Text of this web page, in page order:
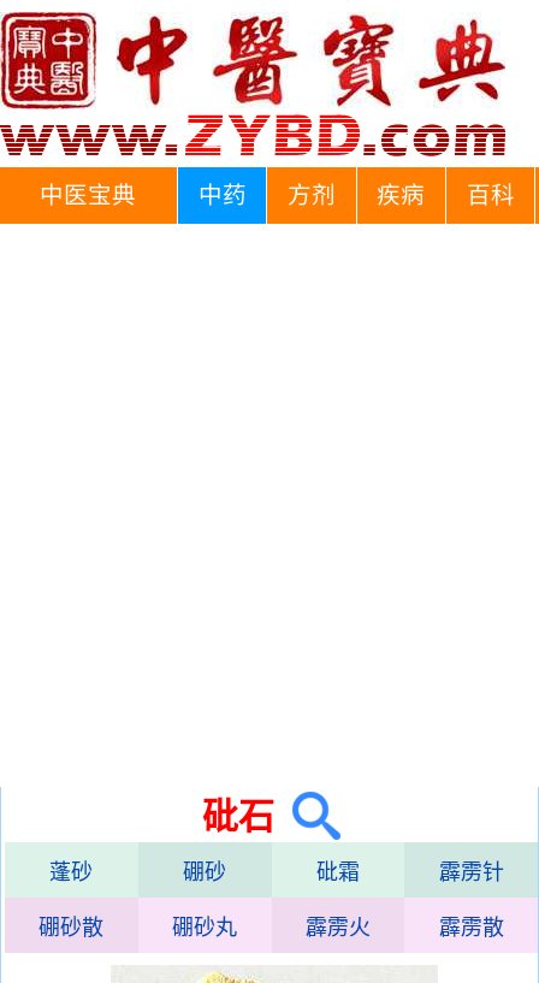
中医宝典 中药 方剂 疾病 百科
砒石
蓬砂 硼砂 砒霜 霹雳针
硼砂散 硼砂丸 霹雳火 霹雳散